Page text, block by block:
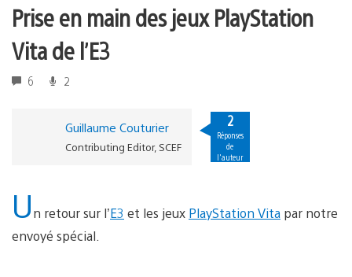
Prise en main des jeux PlayStation
Vita de l’E3
6 2
Guillaume Couturier
Contributing Editor, SCEF
2
Réponses
de
l'auteur
Un retour sur l’E3 et les jeux PlayStation Vita par notre
envoyé spécial.